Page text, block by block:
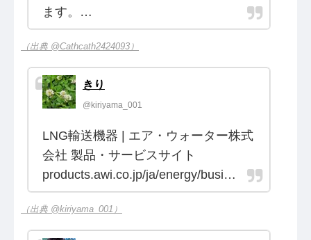
ます。…
（出典 @Cathcath2424093）
きり
@kiriyama_001
LNG輸送機器 | エア・ウォーター株式
会社 製品・サービスサイト
products.awi.co.jp/ja/energy/busi…
（出典 @kiriyama_001）